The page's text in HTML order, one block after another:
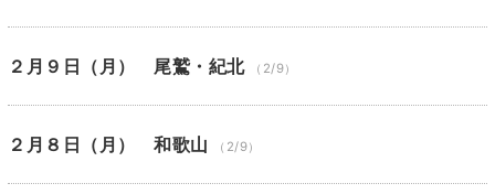
２月９日（月） 尾鷲・紀北 （2/9）
２月８日（月） 和歌山 （2/9）